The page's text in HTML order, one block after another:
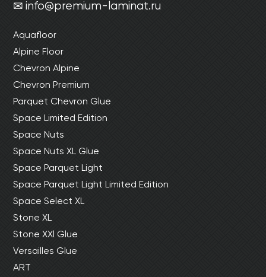
Ваши данные не будут переданы третьим
Ваши данные не будут переданы третьим
info@premium-laminat.ru
Aquafloor
Alpine Floor
Chevron Alpine
Chevron Premium
Parquet Chevron Glue
Space Limited Edition
Space Nuts
Space Nuts XL Glue
Space Parquet Light
Space Parquet Light Limited Edition
Space Select XL
Stone XL
Stone XXl Glue
Versailles Glue
ART